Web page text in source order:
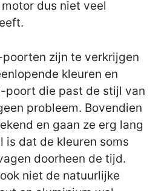
dus niet veel
poorten zijn te verkrijgen
kleuren en
poort die past de stijl van
probleem. Bovendien
en gaan ze erg lang
is dat de kleuren soms
doorheen de tijd.
niet de natuurlijke